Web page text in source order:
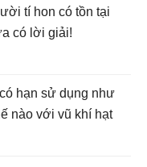
tí hon có tồn tại
có lời giải!
hạn sử dụng như
nào với vũ khí hạt